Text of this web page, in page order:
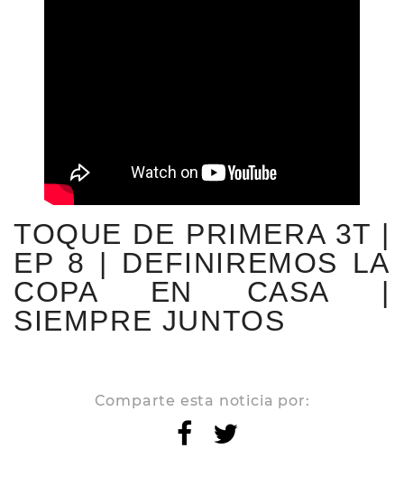
TOQUE DE PRIMERA 3T |
EP 8 | DEFINIREMOS LA
COPA EN CASA |
SIEMPRE JUNTOS
Comparte esta noticia por: